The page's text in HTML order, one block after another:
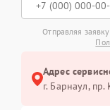
Отправляя
Адрес
г. Барнаул,